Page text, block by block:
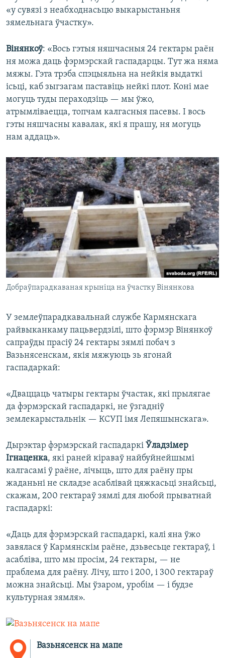
«у сувязі з неабходнасьцю выкарыстаньня
зямельнага ўчастку».
Вінянкоў: «Вось гэтыя няшчасныя 24 гектары раён
ня можа даць фэрмэрскай гаспадарцы. Тут жа няма
мяжы. Гэта трэба спэцыяльна на нейкія выдаткі
ісьці, каб зыгзагам паставіць нейкі плот. Коні мае
могуць туды пераходзіць — мы ўжо,
атрымліваецца, топчам калгасныя пасевы. І вось
гэты няшчасны кавалак, які я прашу, ня могуць
нам аддаць».
Добраўпарадкаваная крыніца на ўчастку Вінянкова
У землеўпарадкавальнай службе Кармянскага
райвыканкаму пацьвердзілі, што фэрмэр Вінянкоў
сапраўды прасіў 24 гектары зямлі побач з
Вазьнясенскам, якія мяжуюць зь ягонай
гаспадаркай:
«Дваццаць чатыры гектары ўчастак, які прылягае
да фэрмэрскай гаспадаркі, не ўзгадніў
землекарыстальнік — КСУП імя Лепяшынскага».
Дырэктар фэрмэрскай гаспадаркі Ўладзімер
Ігнаценка, які раней кіраваў найбуйнейшымі
калгасамі ў раёне, лічыць, што для раёну пры
жаданьні не складзе асаблівай цяжкасьці знайсьці,
скажам, 200 гектараў зямлі для любой прыватнай
гаспадаркі:
«Даць для фэрмэрскай гаспадаркі, калі яна ўжо
завялася ў Кармянскім раёне, дзьвесьце гектараў, і
асабліва, што мы просім, 24 гектары, — не
праблема для раёну. Лічу, што і 200, і 300 гектараў
можна знайсьці. Мы ўзаром, уробім — і будзе
культурная зямля».
Вазьнясенск на мапе